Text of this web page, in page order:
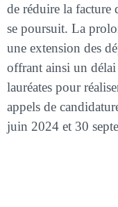
de réduire la facture
se poursuit. La
une extension des
offrant ainsi un
lauréates pour
appels de
juin 2024 et 30